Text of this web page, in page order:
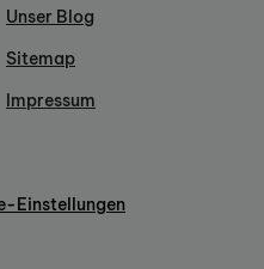
Unser Blog
Sitemap
Impressum
Einstellungen